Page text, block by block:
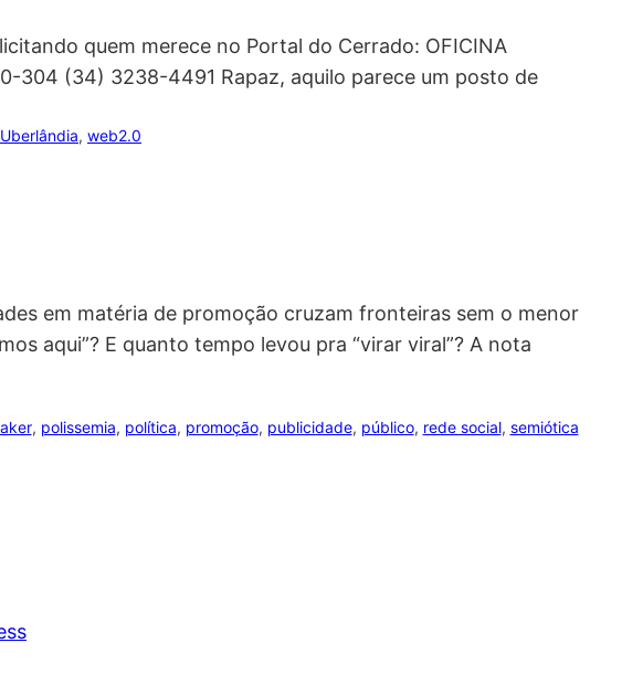
quem merece no Portal do Cerrado: OFICINA
304 (34) 3238-4491 Rapaz, aquilo parece um posto de
Uberlândia, web2.0
em matéria de promoção cruzam fronteiras sem o menor
aqui”? E quanto tempo levou pra “virar viral”? A nota
, polissemia, política, promoção, publicidade, público, rede social, semiótica